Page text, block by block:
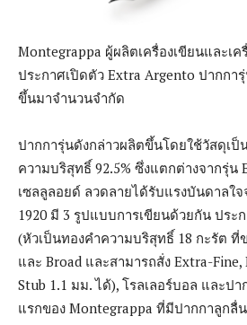
Montegrappa ผู้ผลิตเครื่องเขียนและเ
ประกาศเปิดตัว Extra Argento ปากกา
ขึ้นมาจำนวนจำกัด
ปากการุ่นดังกล่าวผลิตขึ้นโดยใช้วัสดุเป็
ความบริสุทธิ์ 92.5% ซึ่งแตกต่างจากรุ่น
เซลลูลอยด์ ลวดลายได้รับแรงบันดาลใ
1920 มี 3 รูปแบบการเขียนด้วยกัน ปร
(หัวเป็นทองคำความบริสุทธิ์ 18 กะรัต ที่
และ Broad และสามารถสั่ง Extra-Fine,
Stub 1.1 มม. ได้), โรลเลอร์บอล และป
แรกของ Montegrappa ที่มีปากกาลูกลื่